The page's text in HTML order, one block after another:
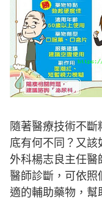
隨著醫療技術不斷
底有何不同？又該
外科楊志良主任醫
醫師診斷，可依照
適的輔助藥物，幫